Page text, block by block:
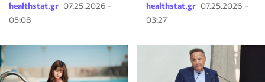
healthstat.gr 07.25.2026 -
05:08
healthstat.gr 07.25.2026 -
03:27